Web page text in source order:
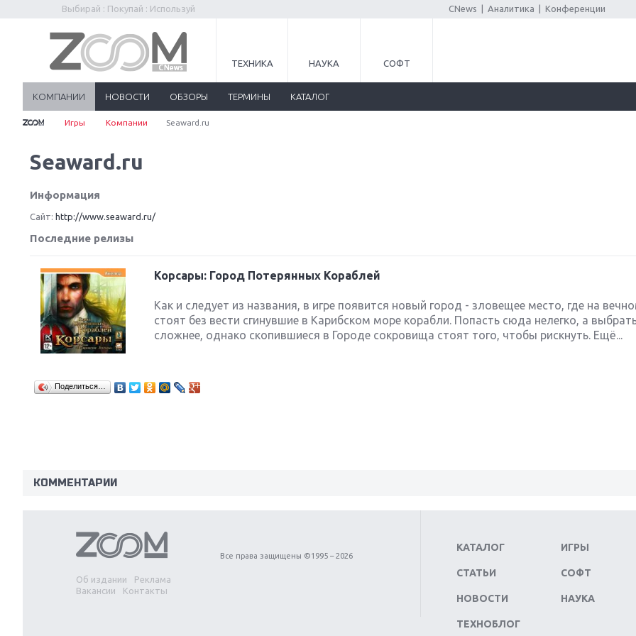
Выбирай : Покупай : Используй CNews Аналитика Конференции
ТЕХНИКА НАУКА СОФТ
КОМПАНИИ НОВОСТИ ОБЗОРЫ ТЕРМИНЫ КАТАЛОГ
Игры Компании Seaward.ru
Seaward.ru
Информация
Сайт: http://www.seaward.ru/
Последние релизы
Корсары: Город Потерянных Кораблей
Как и следует из названия, в игре появится новый город - зловещее место, где на
стоят без вести сгинувшие в Карибском море корабли. Попасть сюда нелегко, а
сложнее, однако скопившиеся в Городе сокровища стоят того, чтобы рискнуть. Ещё...
Поделиться…
КОММЕНТАРИИ
Об издании
Реклама
Вакансии
Контакты
Все права защищены ©1995 – 2026
КАТАЛОГ
СТАТЬИ
НОВОСТИ
ТЕХНОБЛОГ
ИГРЫ
СОФТ
НАУКА